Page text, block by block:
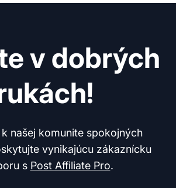
v dobrých
našej komunite spokojných
vynikajúcu zákaznícku
s Post Affiliate Pro.